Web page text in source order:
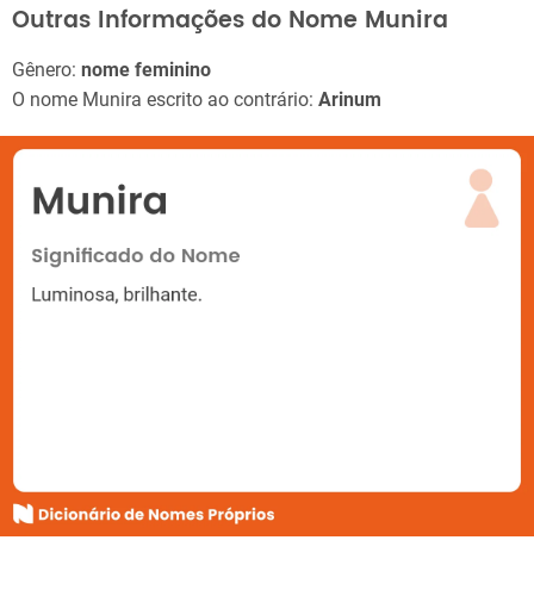
Outras Informações do Nome Munira
Gênero: nome feminino
O nome Munira escrito ao contrário: Arinum